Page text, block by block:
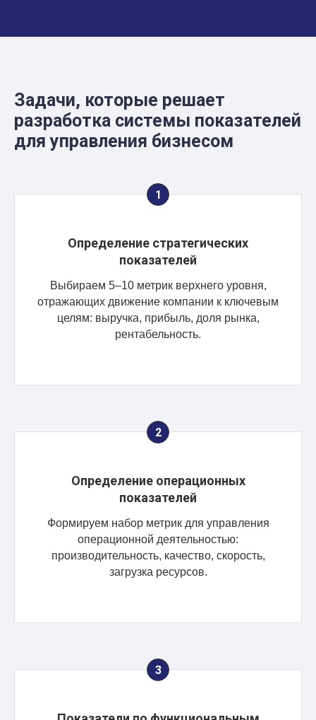
Задачи, которые решает
разработка системы показателей
для управления бизнесом
Определение стратегических
показателей
Выбираем 5–10 метрик верхнего уровня,
отражающих движение компании к ключевым
целям: выручка, прибыль, доля рынка,
рентабельность.
Определение операционных
показателей
Формируем набор метрик для управления
операционной деятельностью:
производительность, качество, скорость,
загрузка ресурсов.